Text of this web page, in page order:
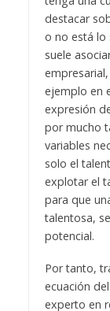
destacar
o no está lo
suele
ejemplo en
expresión
por mucho
variables
solo el
explotar el
para que
talentosa,
potencial.
Por tanto,
ecuación
experto en